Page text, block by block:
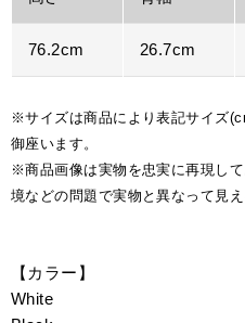
76.2cm 26.7cm
※サイズは商品により表記サイズ
御座います。
※商品画像は実物を忠実に再現し
境などの問題で実物と異なって見え
【カラー】
White